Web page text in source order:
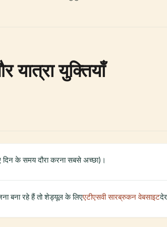
युक्तियाँ
दिन के समय दौरा करना सबसे अच्छा)।
बना रहे हैं तो शेड्यूल के लिएएटीएसवी सारब्रुकन वेबसाइट